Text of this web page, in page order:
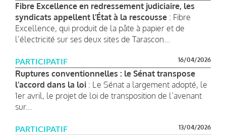
Fibre Excellence en redressement judiciaire, les
syndicats appellent l’État à la rescousse : Fibre
Excellence, qui produit de la pâte à papier et de
l’électricité sur ses deux sites de Tarascon...
PARTICIPATIF 16/04/2026
Ruptures conventionnelles : le Sénat transpose
l’accord dans la loi : L e Sénat a largement adopté, le
1er avril, le projet de loi de transposition de l’avenant
sur...
PARTICIPATIF 13/04/2026